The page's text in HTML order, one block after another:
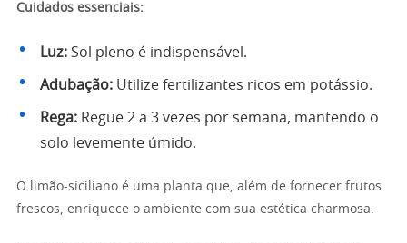
Cuidados essenciais:
Luz: Sol pleno é indispensável.
Adubação: Utilize fertilizantes ricos em potássio.
Rega: Regue 2 a 3 vezes por semana, mantendo o
solo levemente úmido.
O limão-siciliano é uma planta que, além de fornecer frutos
frescos, enriquece o ambiente com sua estética charmosa.